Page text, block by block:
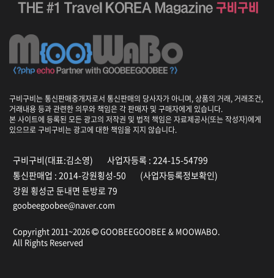
구비구비는 통신판매중개자로서 통신판매의 당사자가 아니며, 상품의 거래, 거래조건,
거래내용 등과 관련한 의무와 책임은 각 판매자 및 구매자에게 있습니다.
본 사이트에 등록된 모든 광고의 저작권 및 법적 책임은 자료제공사(또는 작성자)에게
있으므로 구비구비는 광고에 대한 책임을 지지 않습니다.
구비구비(대표:김소영)
사업자등록 : 224-15-54799
통신판매업 : 2014-강원횡성-50
(사업자등록정보확인)
강원 횡성군 둔내면 둔방로 79
goobeegoobee@naver.com
Copyright 2011~2026 GOOBEEGOOBEE & MOOWABO
All Rights Reserved